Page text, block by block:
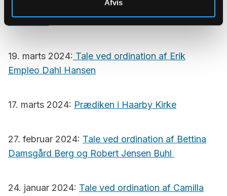
Afvis
19. maj 2024: Prædiken pinsedag i Odense
19. marts 2024: Tale ved ordination af Erik
Empleo Dahl Hansen
17. marts 2024: Prædiken i Haarby Kirke
27. februar 2024: Tale ved ordination af Bettina
Damsgård Berg og Robert Jensen Buhl
24. januar 2024: Tale ved ordination af Camilla